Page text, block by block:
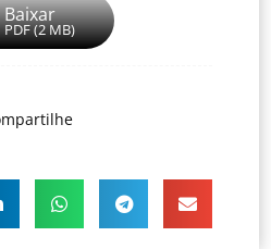
Baixar
PDF (2 MB)